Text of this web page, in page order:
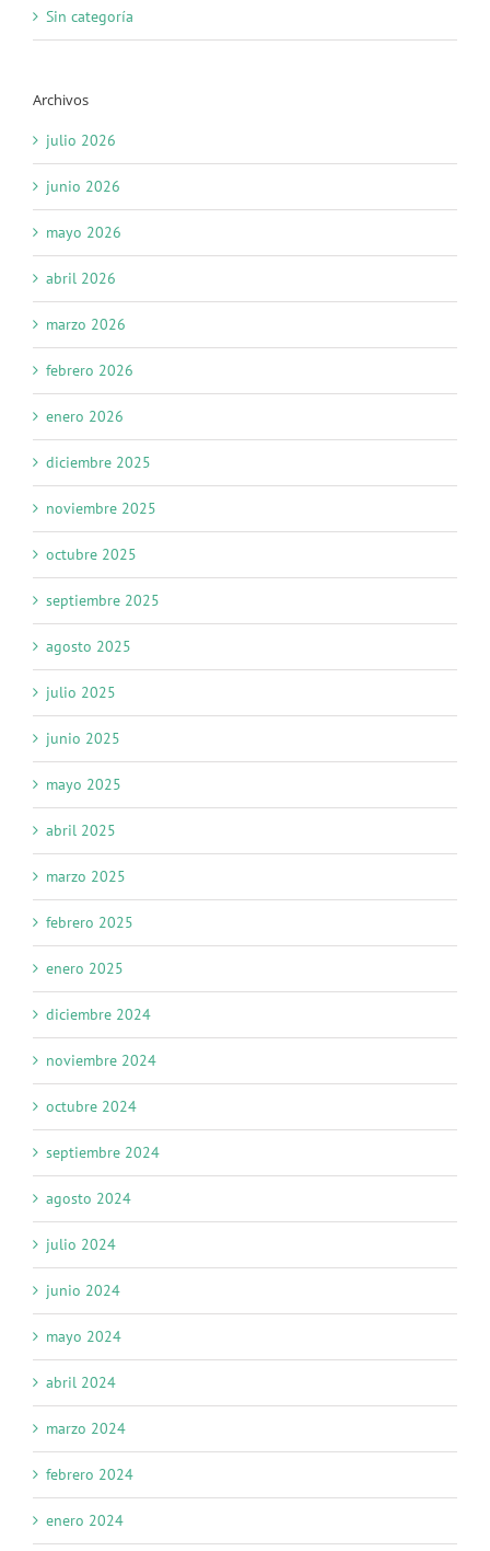
Sin categoría
Archivos
julio 2026
junio 2026
mayo 2026
abril 2026
marzo 2026
febrero 2026
enero 2026
diciembre 2025
noviembre 2025
octubre 2025
septiembre 2025
agosto 2025
julio 2025
junio 2025
mayo 2025
abril 2025
marzo 2025
febrero 2025
enero 2025
diciembre 2024
noviembre 2024
octubre 2024
septiembre 2024
agosto 2024
julio 2024
junio 2024
mayo 2024
abril 2024
marzo 2024
febrero 2024
enero 2024